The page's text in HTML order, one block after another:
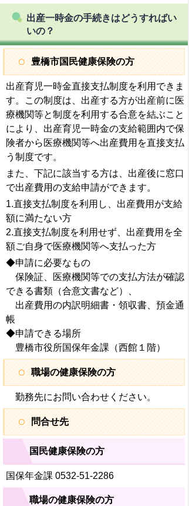
出産一時金の手続きはどうすればい
いの？
豊橋市国民健康保険の方
出産育児一時金直接支払制度を利用できま
す。この制度は、出産する方が出産前に医
療機関等と制度を利用する合意を結ぶこと
により、出産育児一時金の支給範囲内で保
険者から医療機関等へ出産費用を直接支払
う制度です。
また、下記に該当する方は、出産後に窓口
で出産費用の支給申請ができます。
1.直接支払制度を利用し、出産費用が支給
額に満たない方
2.直接支払制度を利用せず、出産費用を全
額ご自身で医療機関等へ支払った方
◆申請に必要なもの
保険証、医療機関等での支払方法が確認
できる書類（合意文書など）、
出産費用の内訳明細書・領収書、預金通
帳
◆申請できる場所
豊橋市役所国保年金課（西館１階）
職場の健康保険の方
勤務先にお問い合わせください。
問合せ先
国民健康保険の方
国保年金課 0532-51-2286
職場の健康保険の方